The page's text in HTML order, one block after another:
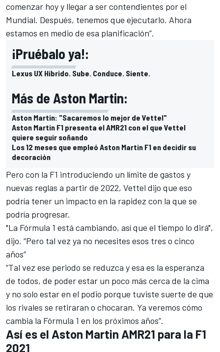
comenzar hoy y llegar a ser contendientes por el
Mundial. Después, tenemos que ejecutarlo. Ahora
estamos en medio de esa planificación”.
¡Pruébalo ya!:
Lexus UX Híbrido. Sube. Conduce. Siente.
Más de Aston Martin:
Aston Martin: "Sacaremos lo mejor de Vettel"
Aston Martin F1 presenta el AMR21 con el que Vettel
quiere seguir soñando
Los 12 meses que empleó Aston Martin F1 en decidir su
decoración
Pero con la F1 introduciendo un límite de gastos y
nuevas reglas a partir de 2022, Vettel dijo que eso
podría tener un impacto en la rapidez con la que se
podría progresar.
"La Fórmula 1 está cambiando, así que el tiempo lo dirá",
dijo. “Pero tal vez ya no necesites esos tres o cinco
años”
“Tal vez ese periodo se reduzca y esa es la esperanza
de todos, de poder estar un poco más cerca de la cima
y no solo estar en el podio porque tuviste suerte de que
los rivales se retiraran o chocaran. Ya veremos cómo
cambia la Fórmula 1 en los próximos años”.
Así es el Aston Martin AMR21 para la F1
2021